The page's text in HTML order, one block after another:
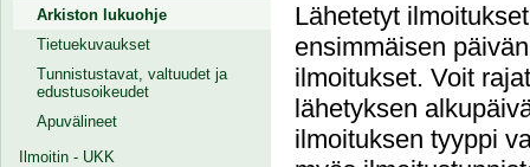
Arkiston lukuohje
Tietuekuvaukset
Tunnistustavat, valtuudet ja
edustusoikeudet
Apuvälineet
Ilmoitin - UKK
Lähetetyt
ensimmäisen
ilmoitukset. Voit
lähetyksen
ilmoituksen tyyppi